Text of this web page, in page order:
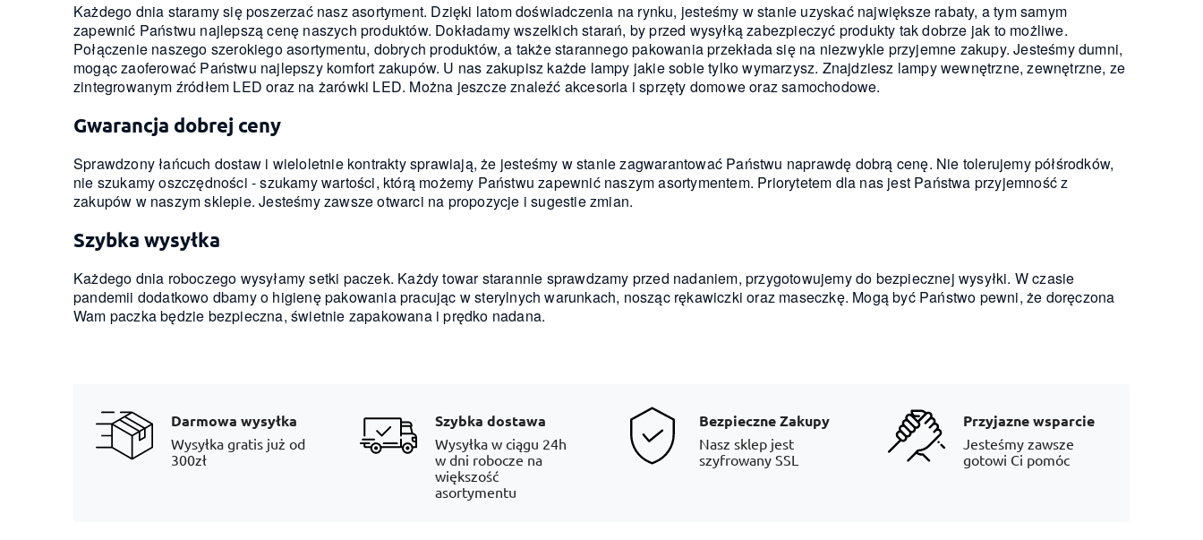
Każdego dnia staramy się poszerzać nasz asortyment. Dzięki latom doświadczenia na rynku, jesteśmy w stanie uzyskać największe rabaty, a tym samym
zapewnić Państwu najlepszą cenę naszych produktów. Dokładamy wszelkich starań, by przed wysyłką zabezpieczyć produkty tak dobrze jak to możliwe.
Połączenie naszego szerokiego asortymentu, dobrych produktów, a także starannego pakowania przekłada się na niezwykle przyjemne zakupy. Jesteśmy dumni,
mogąc zaoferować Państwu najlepszy komfort zakupów. U nas zakupisz każde lampy jakie sobie tylko wymarzysz. Znajdziesz lampy wewnętrzne, zewnętrzne, ze
zintegrowanym źródłem LED oraz na żarówki LED. Można jeszcze znaleźć akcesoria i sprzęty domowe oraz samochodowe.
Gwarancja dobrej ceny
Sprawdzony łańcuch dostaw i wieloletnie kontrakty sprawiają, że jesteśmy w stanie zagwarantować Państwu naprawdę dobrą cenę. Nie tolerujemy półśrodków,
nie szukamy oszczędności - szukamy wartości, którą możemy Państwu zapewnić naszym asortymentem. Priorytetem dla nas jest Państwa przyjemność z
zakupów w naszym sklepie. Jesteśmy zawsze otwarci na propozycje i sugestie zmian.
Szybka wysyłka
Każdego dnia roboczego wysyłamy setki paczek. Każdy towar starannie sprawdzamy przed nadaniem, przygotowujemy do bezpiecznej wysyłki. W czasie
pandemii dodatkowo dbamy o higienę pakowania pracując w sterylnych warunkach, nosząc rękawiczki oraz maseczkę. Mogą być Państwo pewni, że doręczona
Wam paczka będzie bezpieczna, świetnie zapakowana i prędko nadana.
Darmowa wysyłka
Wysyłka gratis już od
300zł
Szybka dostawa
Wysyłka w ciągu 24h
w dni robocze na
większość
asortymentu
Bezpieczne Zakupy
Nasz sklep jest
szyfrowany SSL
Przyjazne wsparcie
Jesteśmy zawsze
gotowi Ci pomóc